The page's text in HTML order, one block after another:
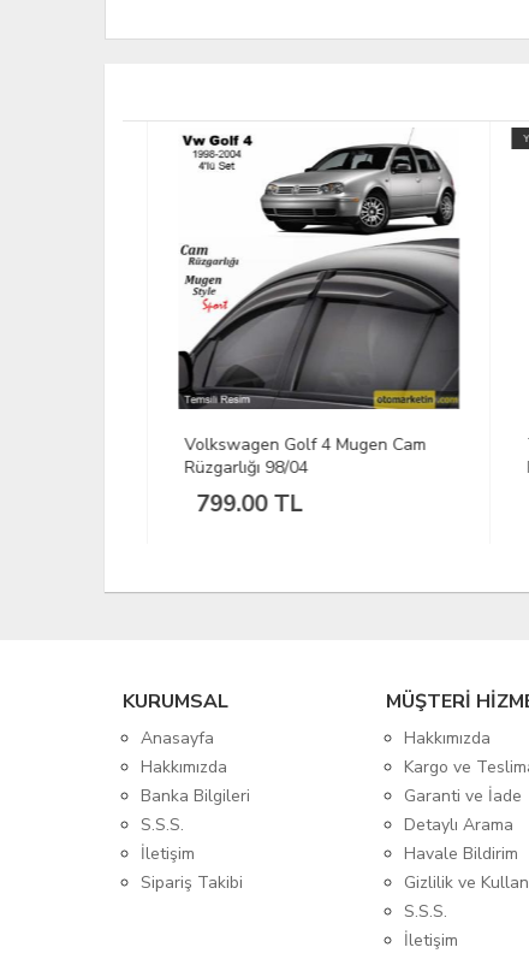
Volkswagen Golf 4 Mugen Cam
Rüzgarlığı 98/04
799.00 TL
KURUMSAL
Anasayfa
Hakkımızda
Banka Bilgileri
S.S.S.
İletişim
Sipariş Takibi
MÜŞTERİ
Hakkımızda
Kargo ve
Garanti ve İade
Detaylı Arama
Havale Bildirim
Gizlilik ve
S.S.S.
İletişim